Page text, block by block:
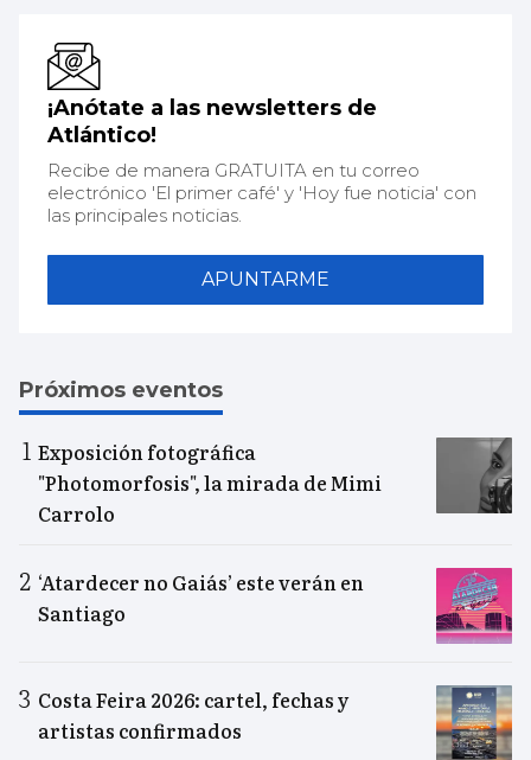
¡Anótate a las newsletters de
Atlántico!
Recibe de manera GRATUITA en tu correo
electrónico 'El primer café' y 'Hoy fue noticia' con
las principales noticias.
APUNTARME
Próximos eventos
Exposición fotográfica
"Photomorfosis", la mirada de Mimi
Carrolo
‘Atardecer no Gaiás’ este verán en
Santiago
Costa Feira 2026: cartel, fechas y
artistas confirmados